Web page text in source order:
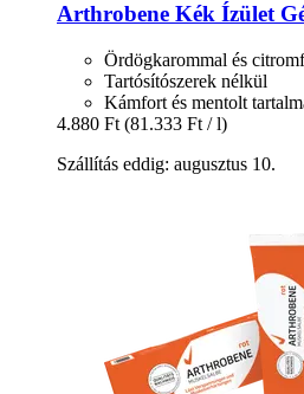
Arthrobene Kék Ízület
Ördögkarommal és
Tartósítószerek nélkül
Kámfort és mentolt
4.880 Ft (81.333 Ft / l)
Szállítás eddig: augusztus 10.